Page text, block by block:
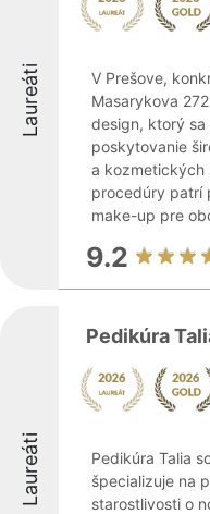
Laureáti
V Prešove,
Masarykova
design, ktorý sa
poskytovanie
a kozmetických
procedúry patrí
make-up pre
9.2
Laureáti
Pedikúra
Pedikúra Talia
špecializuje na
starostlivosti o